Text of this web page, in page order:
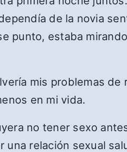
de la novia
punto, estaba
mis problemas de
en mi vida.
no tener sexo
una relación sexual